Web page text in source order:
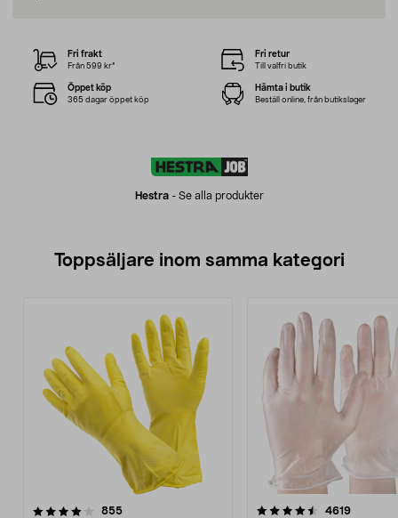
Hestra- Se alla produkter
Fri frakt
Från 599 kr*
Fri retur
Till valfri butik
Öppet köp
365 dagar öppet köp
Hämta i butik
Beställ online, från butikslager
Toppsäljare inom samma kategori
855recensioner
4.5 av 5 stjärnor 4619
4.0 av 5 stjärnor